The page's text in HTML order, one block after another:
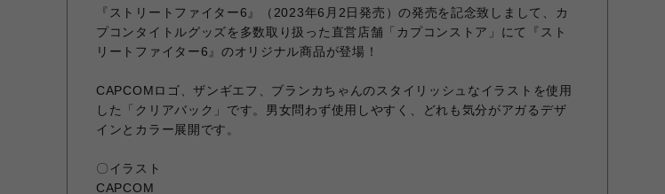
『ストリートファイター6』（2023年6月2日発売）の発売を記念致しまして、カ
プコンタイトルグッズを多数取り扱った直営店舗「カプコンストア」にて『スト
リートファイター6』のオリジナル商品が登場！
CAPCOMロゴ、ザンギエフ、ブランカちゃんのスタイリッシュなイラストを使用
した「クリアバック」です。男女問わず使用しやすく、どれも気分がアガるデザ
インとカラー展開です。
〇イラスト
CAPCOM